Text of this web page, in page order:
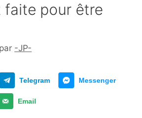
faite pour être
par -JP-
Telegram Messenger
Email